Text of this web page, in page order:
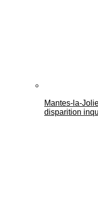
Mantes-la-
disparition